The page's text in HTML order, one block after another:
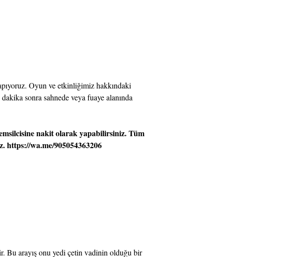
Oyun ve etkinliğimiz hakkındaki
sonra sahnede veya fuaye alanında
nakit olarak yapabilirsiniz. Tüm
https://wa.me/905054363206
Bu arayış onu yedi çetin vadinin olduğu bir